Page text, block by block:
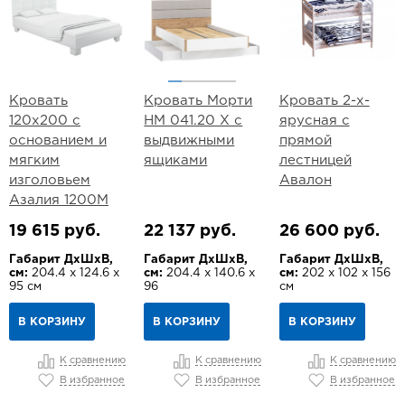
Кровать
120х200 с
основанием и
мягким
изголовьем
Азалия 1200М
19 615 руб.
Габарит ДхШхВ,
см: 204.4 х 124.6 х
95 см
В КОРЗИНУ
К сравнению
В избранное
Кровать Морти
НМ 041.20 Х с
выдвижными
ящиками
22 137 руб.
Габарит ДхШхВ,
см: 204.4 х 140.6 х
96
В КОРЗИНУ
К сравнению
В избранное
Кровать 2-х-
ярусная с
прямой
лестницей
Авалон
26 600 руб.
Габарит ДхШхВ,
см: 202 х 102 х 156
см
В КОРЗИНУ
К сравнению
В избранное